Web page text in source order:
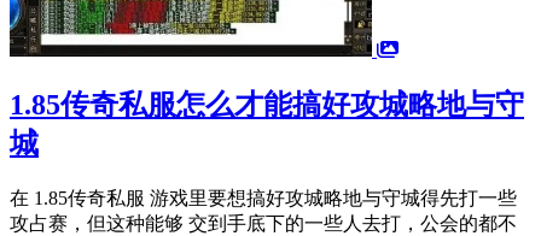
1.85传奇私服怎么才能搞好攻城略地与守
城
在 1.85传奇私服 游戏里要想搞好攻城略地与守城得先打一些
攻占赛，但这种能够 交到手底下的一些人去打，公会的都不